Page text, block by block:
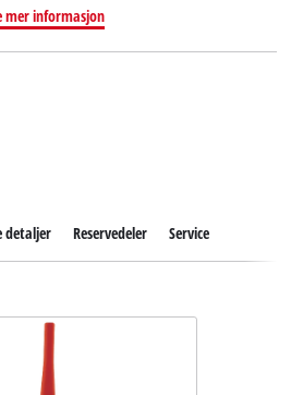
mer informasjon
detaljer Reservedeler Service